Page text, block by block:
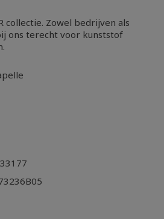
collectie. Zowel bedrijven als
ons terecht voor kunststof